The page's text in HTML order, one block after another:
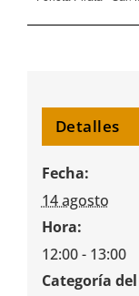
Detalles
Fecha:
14 agosto
Hora:
12:00 - 13:00
Categoría